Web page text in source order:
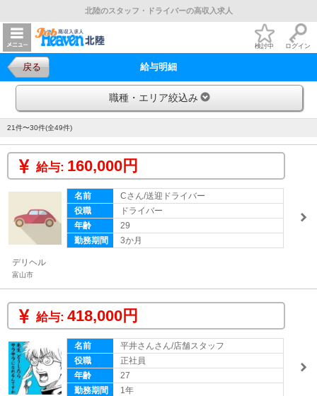
北陸のスタッフ・ドライバーの高収入求人
検討中 ログイン
戻る 給与明細
職種・エリア絞込み
21件〜30件(全49件)
給与: 160,000円
名前
Cさん/送迎ドライバー
役職
ドライバー
年齢
29
勤務期間
3か月
デリヘル
富山市
給与: 418,000円
名前
平井さんさん/店舗スタッフ
役職
正社員
年齢
27
勤務期間
1年